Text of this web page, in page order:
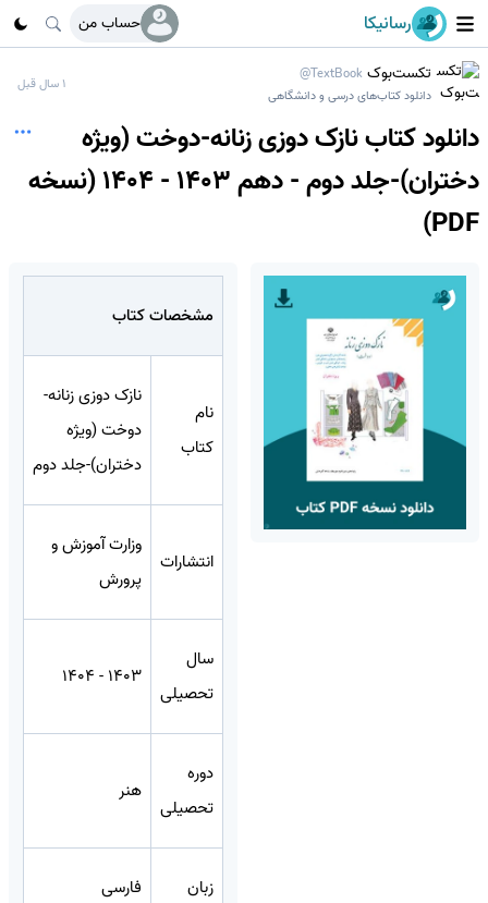
رسانیکا حساب من
تکست‌بوک @TextBook
دانلود کتاب‌های درسی و دانشگاهی
1 سال قبل
دانلود کتاب نازک دوزی زنانه-دوخت (ویژه
دختران)-جلد دوم - دهم 1403 - 1404 (نسخه
PDF)
مشخصات کتاب
نام
کتاب
نازک دوزی زنانه-
دوخت (ویژه
دختران)-جلد دوم
انتشارات
وزارت آموزش و
پرورش
سال
تحصیلی
1403 - 1404
دوره
تحصیلی
هنر
زبان فارسی